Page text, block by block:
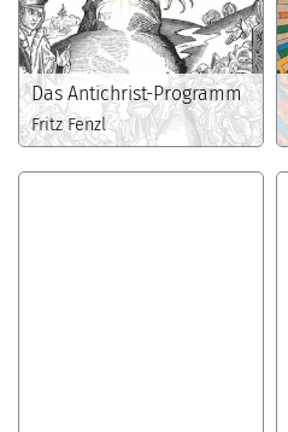
Das Antichrist-Programm
Fritz Fenzl